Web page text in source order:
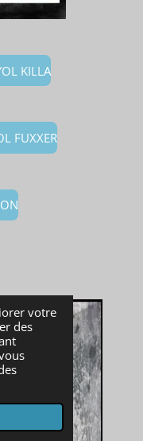
votre
des
KILLA
FUXXER